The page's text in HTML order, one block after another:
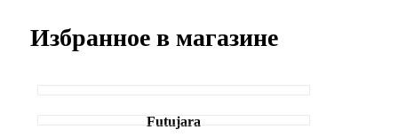
Избранное в магазине
Futujara